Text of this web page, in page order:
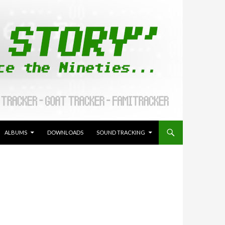
ALBUMS
DOWNLOADS SOUND TRACKING